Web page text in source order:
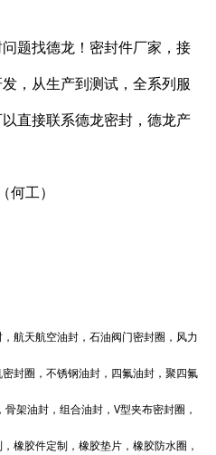
问题找德龙！密封件厂家，接
，从生产到测试，全系列服
直接联系德龙密封，德龙产
工）
航天航空油封，石油阀门密封圈，风力
封圈，不锈钢油封，四氟油封，聚四氟
架油封，组合油封，V型夹布密封圈，
橡胶件定制，橡胶垫片，橡胶防水圈，